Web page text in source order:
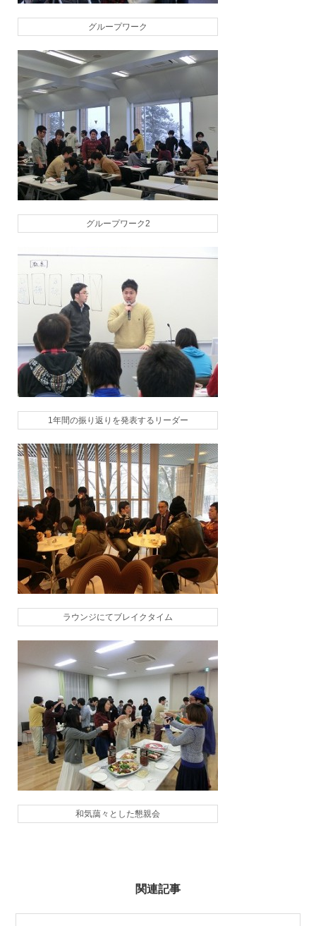
グループワーク
グループワーク2
1年間の振り返りを発表するリーダー
ラウンジにてブレイクタイム
和気藹々とした懇親会
関連記事